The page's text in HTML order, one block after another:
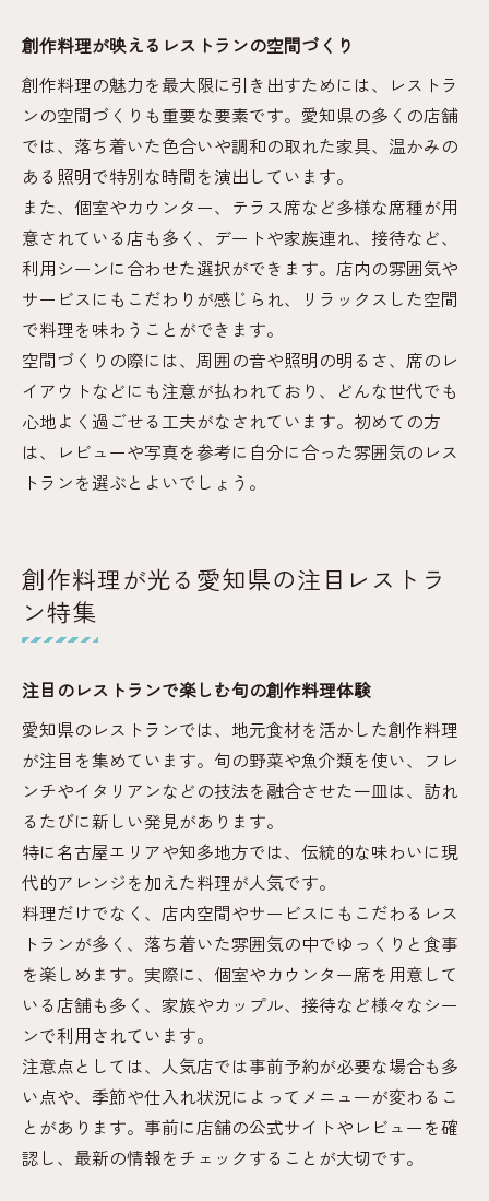
創作料理が映えるレストランの空間づくり
創作料理の魅力を最大限に引き出すためには、レストラ
ンの空間づくりも重要な要素です。愛知県の多くの店舗
では、落ち着いた色合いや調和の取れた家具、温かみの
ある照明で特別な時間を演出しています。
また、個室やカウンター、テラス席など多様な席種が用
意されている店も多く、デートや家族連れ、接待など、
利用シーンに合わせた選択ができます。店内の雰囲気や
サービスにもこだわりが感じられ、リラックスした空間
で料理を味わうことができます。
空間づくりの際には、周囲の音や照明の明るさ、席のレ
イアウトなどにも注意が払われており、どんな世代でも
心地よく過ごせる工夫がなされています。初めての方
は、レビューや写真を参考に自分に合った雰囲気のレス
トランを選ぶとよいでしょう。
創作料理が光る愛知県の注目レストラ
ン特集
注目のレストランで楽しむ旬の創作料理体験
愛知県のレストランでは、地元食材を活かした創作料理
が注目を集めています。旬の野菜や魚介類を使い、フレ
ンチやイタリアンなどの技法を融合させた一皿は、訪れ
るたびに新しい発見があります。
特に名古屋エリアや知多地方では、伝統的な味わいに現
代的アレンジを加えた料理が人気です。
料理だけでなく、店内空間やサービスにもこだわるレス
トランが多く、落ち着いた雰囲気の中でゆっくりと食事
を楽しめます。実際に、個室やカウンター席を用意して
いる店舗も多く、家族やカップル、接待など様々なシー
ンで利用されています。
注意点としては、人気店では事前予約が必要な場合も多
い点や、季節や仕入れ状況によってメニューが変わるこ
とがあります。事前に店舗の公式サイトやレビューを確
認し、最新の情報をチェックすることが大切です。